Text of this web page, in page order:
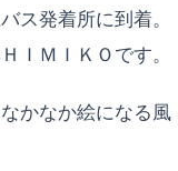
ス発着所に到着。
ＩＭＩＫＯです。
かなか絵になる風